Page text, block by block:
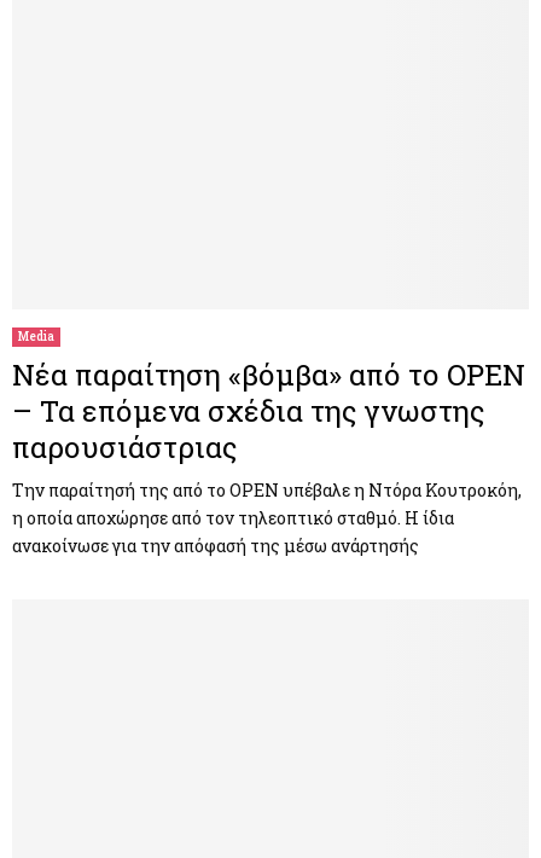
Media
Νέα παραίτηση «βόμβα» από το OPEN
– Τα επόμενα σχέδια της γνωστης
παρουσιάστριας
Την παραίτησή της από το OPEN υπέβαλε η Ντόρα Κουτροκόη,
η οποία αποχώρησε από τον τηλεοπτικό σταθμό. Η ίδια
ανακοίνωσε για την απόφασή της μέσω ανάρτησής